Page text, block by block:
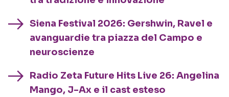
Siena Festival 2026: Gershwin, Ravel e
avanguardie tra piazza del Campo e
neuroscienze
Radio Zeta Future Hits Live 26: Angelina
Mango, J-Ax e il cast esteso